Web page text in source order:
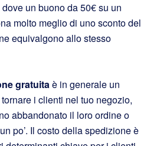
dove un buono da 50€ su un
molto meglio di uno sconto del
equivalgono allo stesso
gratuitaè in generale un
i clienti nel tuo negozio,
abbandonato il loro ordine o
po’. Il costo della spedizione è